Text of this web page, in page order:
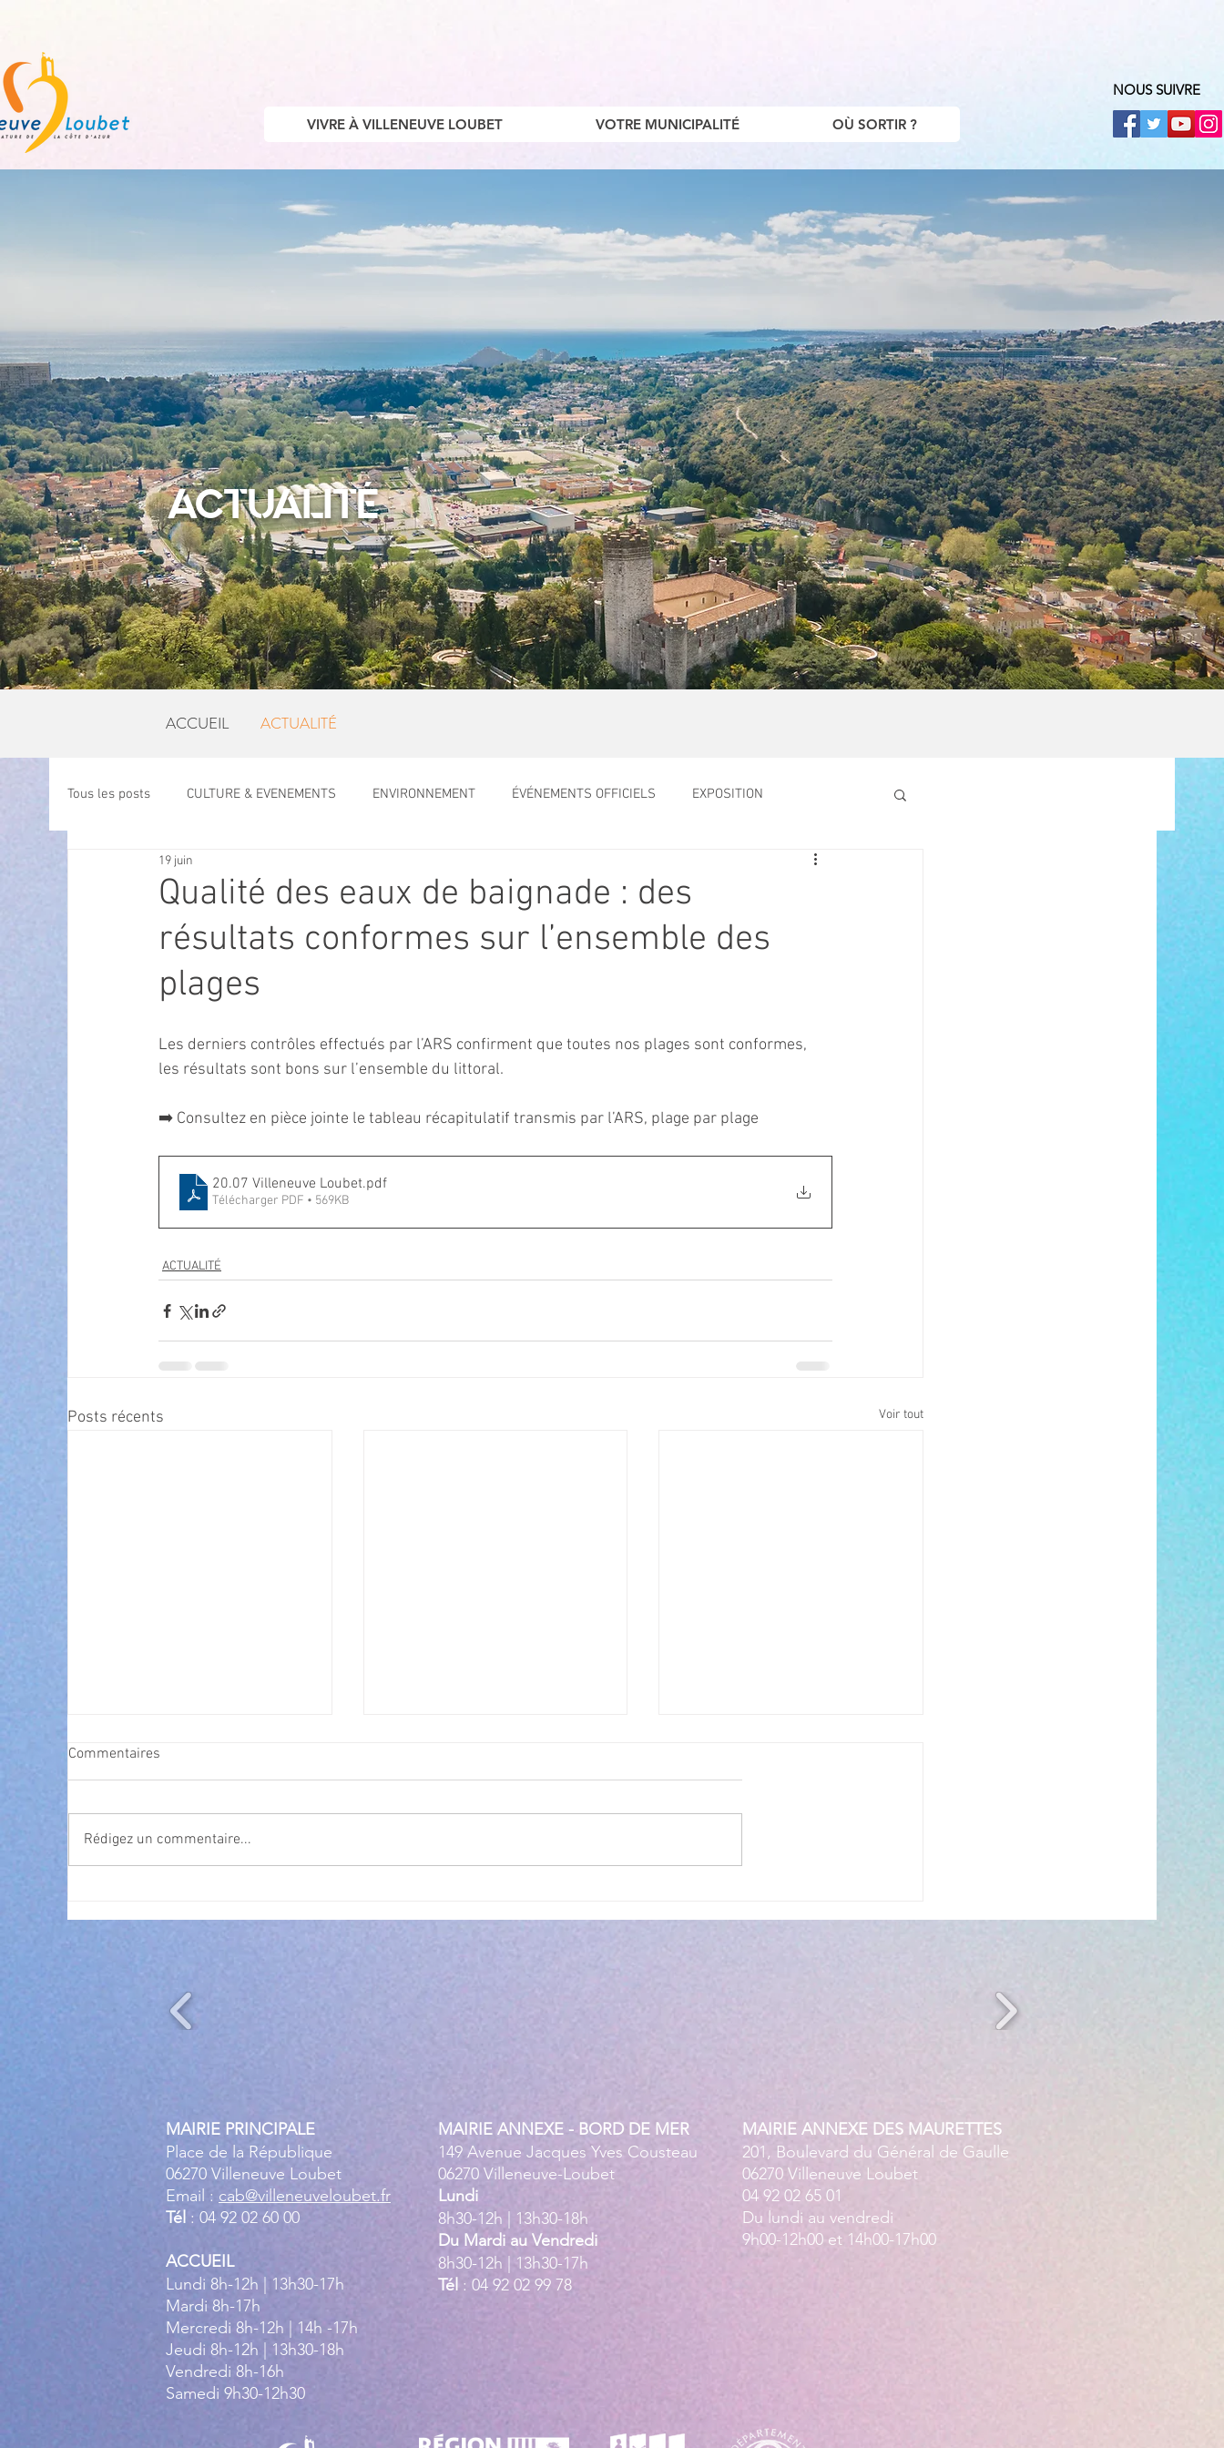
VIVRE À VILLENEUVE LOUBET VOTRE MUNICIPALITÉ OÙ SORTIR ?
NOUS SUIVRE
ACTUALITÉ
ACCUEIL ACTUALITÉ
Tous les posts CULTURE & EVENEMENTS ENVIRONNEMENT ÉVÉNEMENTS OFFICIELS EXPOSITION
OFFRES D'EMPLOI
ECONOMIE ECO MOBILITE PETITE ENFANCE TOURISME ARCHIVES ET PATRIMOINE
POLE CULTUREL AUGUSTE ESCOFFIER Science
Qualité des eaux de baignade : des
résultats conformes sur l’ensemble des
plages
19 juin
Les derniers contrôles effectués par l’ARS confirment que toutes nos plages sont conformes,
les résultats sont bons sur l’ensemble du littoral.
➡️ Consultez en pièce jointe le tableau récapitulatif transmis par l’ARS, plage par plage
20.07 Villeneuve Loubet.pdf
Télécharger PDF • 569KB
ACTUALITÉ
Posts récents Voir tout
Villeneuve Loubet ! ☀️🎤
Commentaires
Rédigez un commentaire...
MAIRIE PRINCIPALE
Place de la République
06270 Villeneuve Loubet
Email : cab@villeneuveloubet.fr
Tél : 04 92 02 60 00
ACCUEIL
Lundi 8h-12h | 13h30-17h
Mardi 8h-17h
Mercredi 8h-12h | 14h -17h
Jeudi 8h-12h | 13h30-18h
Vendredi 8h-16h
Samedi 9h30-12h30
MAIRIE ANNEXE - BORD DE MER
149 Avenue Jacques Yves Cousteau
06270 Villeneuve-Loubet
Lundi
8h30-12h | 13h30-18h
Du Mardi au Vendredi
8h30-12h | 13h30-17h
Tél : 04 92 02 99 78
MAIRIE ANNEXE DES MAURETTES
201, Boulevard du Général de Gaulle
06270 Villeneuve Loubet
04 92 02 65 01
Du lundi au vendredi
9h00-12h00 et 14h00-17h00